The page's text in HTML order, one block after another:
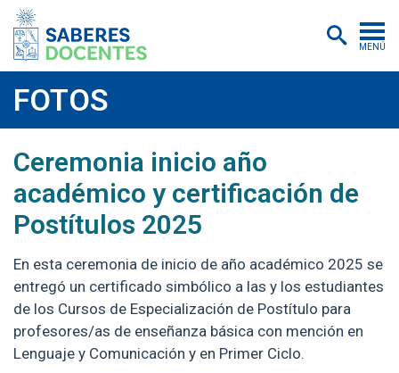
MENÚ
Postítulos y diplomados
Asistencias educativas
Investigación
Publicaciones
Quiénes somos
Inscripciones
Certificados digitales
FOTOS
Ceremonia inicio año
académico y certificación de
Postítulos 2025
En esta ceremonia de inicio de año académico 2025 se
entregó un certificado simbólico a las y los estudiantes
de los Cursos de Especialización de Postítulo para
profesores/as de enseñanza básica con mención en
Lenguaje y Comunicación y en Primer Ciclo.